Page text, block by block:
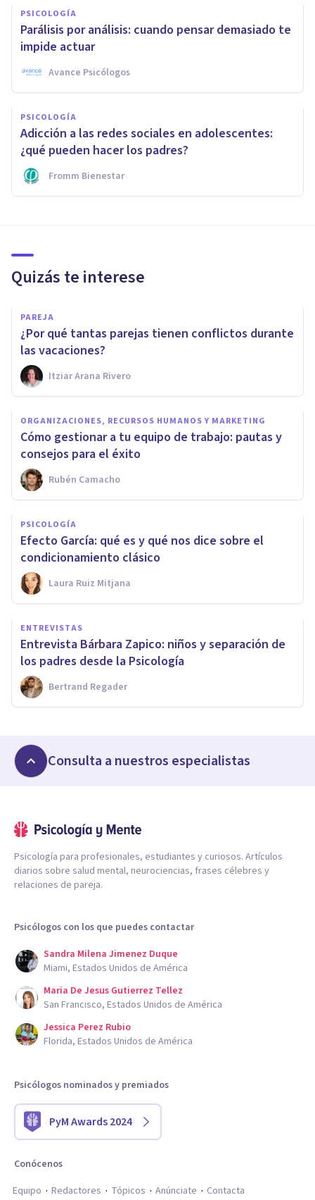
PSICOLOGÍA
Parálisis por análisis: cuando pensar demasiado te
impide actuar
Avance Psicólogos
PSICOLOGÍA
Adicción a las redes sociales en adolescentes:
¿qué pueden hacer los padres?
Fromm Bienestar
Quizás te interese
PAREJA
¿Por qué tantas parejas tienen conflictos durante
las vacaciones?
Itziar Arana Rivero
ORGANIZACIONES, RECURSOS HUMANOS Y MARKETING
Cómo gestionar a tu equipo de trabajo: pautas y
consejos para el éxito
Rubén Camacho
PSICOLOGÍA
Efecto García: qué es y qué nos dice sobre el
condicionamiento clásico
Laura Ruiz Mitjana
ENTREVISTAS
Entrevista Bárbara Zapico: niños y separación de
los padres desde la Psicología
Bertrand Regader
Consulta a nuestros especialistas
Psicología para profesionales, estudiantes y curiosos. Artículos
diarios sobre salud mental, neurociencias, frases célebres y
relaciones de pareja.
Psicólogos con los que puedes contactar
Sandra Milena Jimenez Duque
Miami, Estados Unidos de América
Maria De Jesus Gutierrez Tellez
San Francisco, Estados Unidos de América
Jessica Perez Rubio
Florida, Estados Unidos de América
Psicólogos nominados y premiados
PyM Awards 2024
Conócenos
Equipo
Redactores Tópicos Anúnciate Contacta